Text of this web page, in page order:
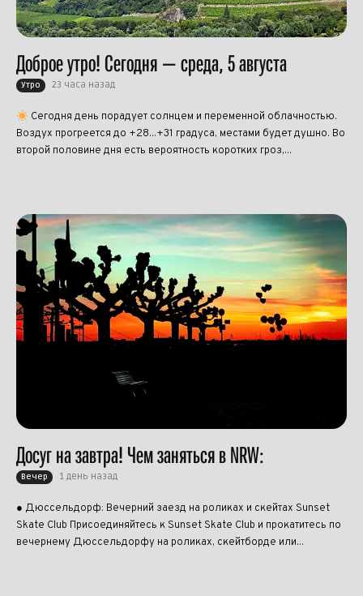
Доброе утро! Сегодня — среда, 5 августа
Утро 23 часа назад
Сегодня день порадует солнцем и переменной облачностью.
Воздух прогреется до +28...+31 градуса, местами будет душно. Во
второй половине дня есть вероятность коротких гроз,...
Досуг на завтра! Чем заняться в NRW:
Вечер 1 день назад
● Дюссельдорф: Вечерний заезд на роликах и скейтах Sunset
Skate Club Присоединяйтесь к Sunset Skate Club и прокатитесь по
вечернему Дюссельдорфу на роликах, скейтборде или...